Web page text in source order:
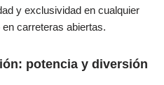
y exclusividad en cualquier
carreteras abiertas.
potencia y diversión